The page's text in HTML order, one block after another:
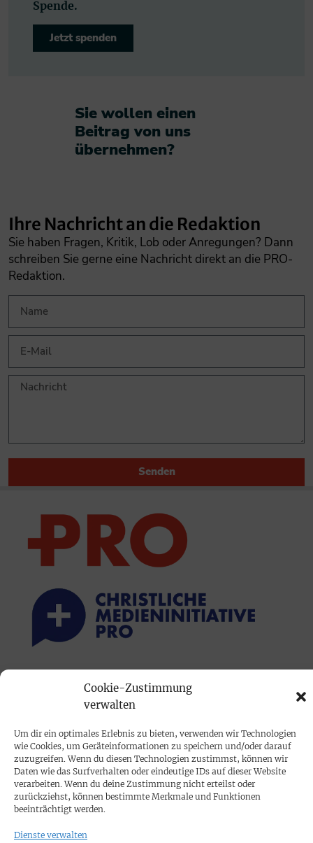
Cookie-Zustimmung
verwalten
Um dir ein optimales Erlebnis zu bieten, verwenden wir Technologien
wie Cookies, um Geräteinformationen zu speichern und/oder darauf
zuzugreifen. Wenn du diesen Technologien zustimmst, können wir
Daten wie das Surfverhalten oder eindeutige IDs auf dieser Website
verarbeiten. Wenn du deine Zustimmung nicht erteilst oder
zurückziehst, können bestimmte Merkmale und Funktionen
beeinträchtigt werden.
Dienste verwalten
Spende.
Jetzt spenden
Sie wollen einen
Beitrag von uns
übernehmen?​
Ihre Nachricht an die Redaktion
Sie haben Fragen, Kritik, Lob oder Anregungen? Dann
schreiben Sie gerne eine Nachricht direkt an die PRO-
Redaktion.
Senden
PRINTAUSGABE
Mediadaten
PROKOMPAKT
Impressum
SPENDEN
Datenschutz